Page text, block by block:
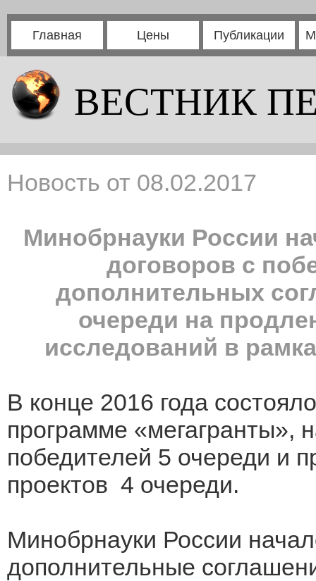
Главная Цены Публикации
ВЕСТНИК
Новость от 08.02.2017
Минобрнауки России
договоров с
дополнительных
очереди на
исследований в
В конце 2016 года
программе «мегагранты»,
победителей 5 очереди и
проектов 4 очереди.
Минобрнауки России
дополнительные